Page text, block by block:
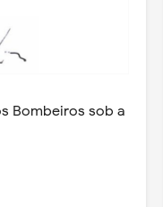
Bombeiros sob a